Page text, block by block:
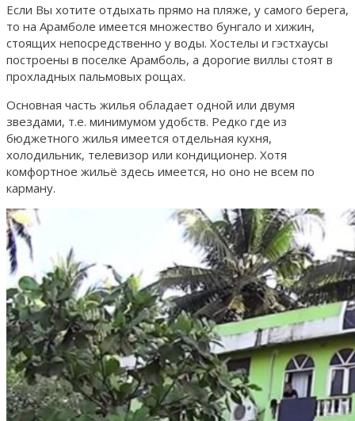
Если Вы хотите отдыхать прямо на пляже, у самого берега,
то на Арамболе имеется множество бунгало и хижин,
стоящих непосредственно у воды. Хостелы и гэстхаусы
построены в поселке Арамболь, а дорогие виллы стоят в
прохладных пальмовых рощах.
Основная часть жилья обладает одной или двумя
звездами, т.е. минимумом удобств. Редко где из
бюджетного жилья имеется отдельная кухня,
холодильник, телевизор или кондиционер. Хотя
комфортное жильё здесь имеется, но оно не всем по
карману.